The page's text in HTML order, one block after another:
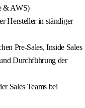
& AWS)
Hersteller in ständiger
Pre-Sales, Inside Sales
Durchführung der
Sales Teams bei